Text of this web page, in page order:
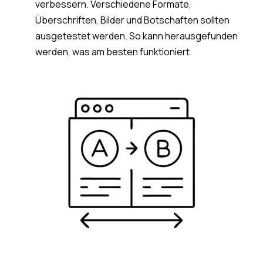
verbessern. Verschiedene Formate,
Überschriften, Bilder und Botschaften sollten
ausgetestet werden. So kann herausgefunden
werden, was am besten funktioniert.